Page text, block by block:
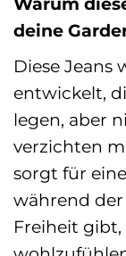
deine
Diese Jeans
entwickelt,
legen, aber
verzichten
sorgt für
während
Freiheit